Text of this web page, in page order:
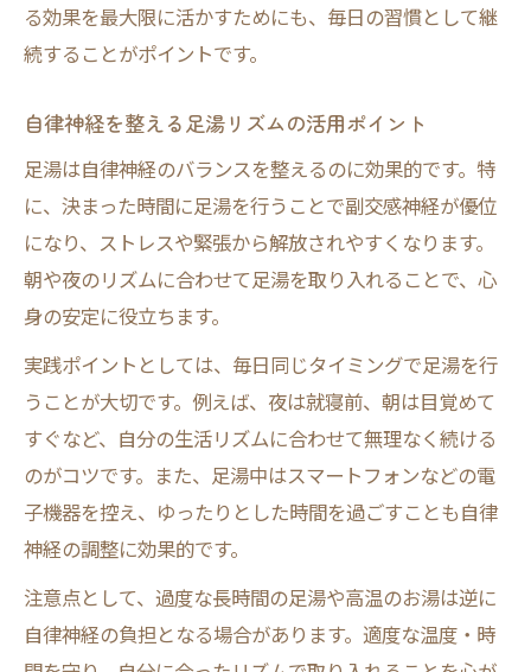
る効果を最大限に活かすためにも、毎日の習慣として継
続することがポイントです。
自律神経を整える足湯リズムの活用ポイント
足湯は自律神経のバランスを整えるのに効果的です。特
に、決まった時間に足湯を行うことで副交感神経が優位
になり、ストレスや緊張から解放されやすくなります。
朝や夜のリズムに合わせて足湯を取り入れることで、心
身の安定に役立ちます。
実践ポイントとしては、毎日同じタイミングで足湯を行
うことが大切です。例えば、夜は就寝前、朝は目覚めて
すぐなど、自分の生活リズムに合わせて無理なく続ける
のがコツです。また、足湯中はスマートフォンなどの電
子機器を控え、ゆったりとした時間を過ごすことも自律
神経の調整に効果的です。
注意点として、過度な長時間の足湯や高温のお湯は逆に
自律神経の負担となる場合があります。適度な温度・時